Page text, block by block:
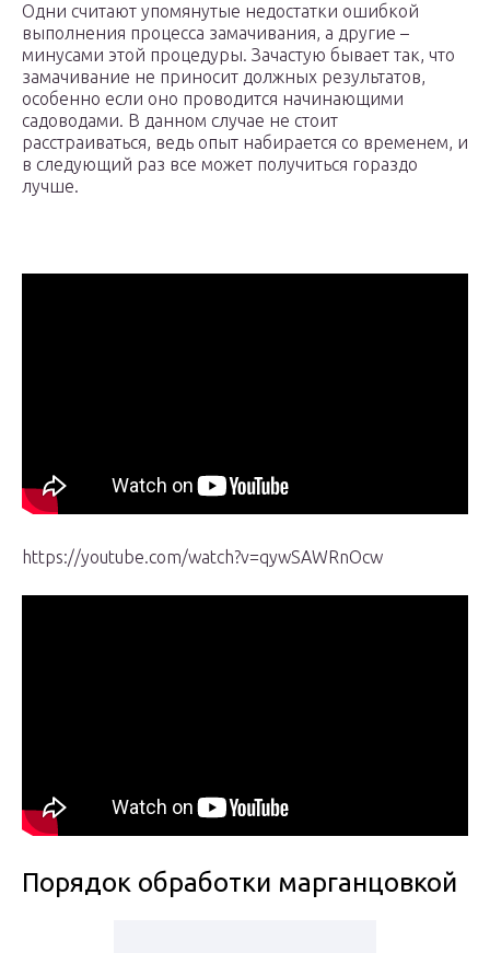
Одни считают упомянутые недостатки ошибкой
выполнения процесса замачивания, а другие –
минусами этой процедуры. Зачастую бывает так, что
замачивание не приносит должных результатов,
особенно если оно проводится начинающими
садоводами. В данном случае не стоит
расстраиваться, ведь опыт набирается со временем, и
в следующий раз все может получиться гораздо
лучше.
https://youtube.com/watch?v=qywSAWRnOcw
Порядок обработки марганцовкой